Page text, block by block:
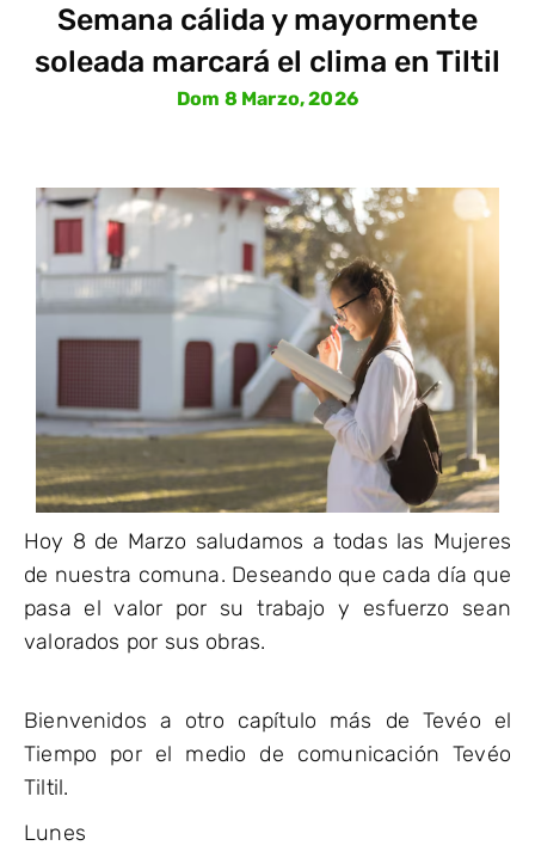
Semana cálida y mayormente
soleada marcará el clima en Tiltil
Dom 8 Marzo, 2026
Hoy 8 de Marzo saludamos a todas las Mujeres
de nuestra comuna. Deseando que cada día que
pasa el valor por su trabajo y esfuerzo sean
valorados por sus obras.
Bienvenidos a otro capítulo más de Tevéo el
Tiempo por el medio de comunicación Tevéo
Tiltil.
Lunes